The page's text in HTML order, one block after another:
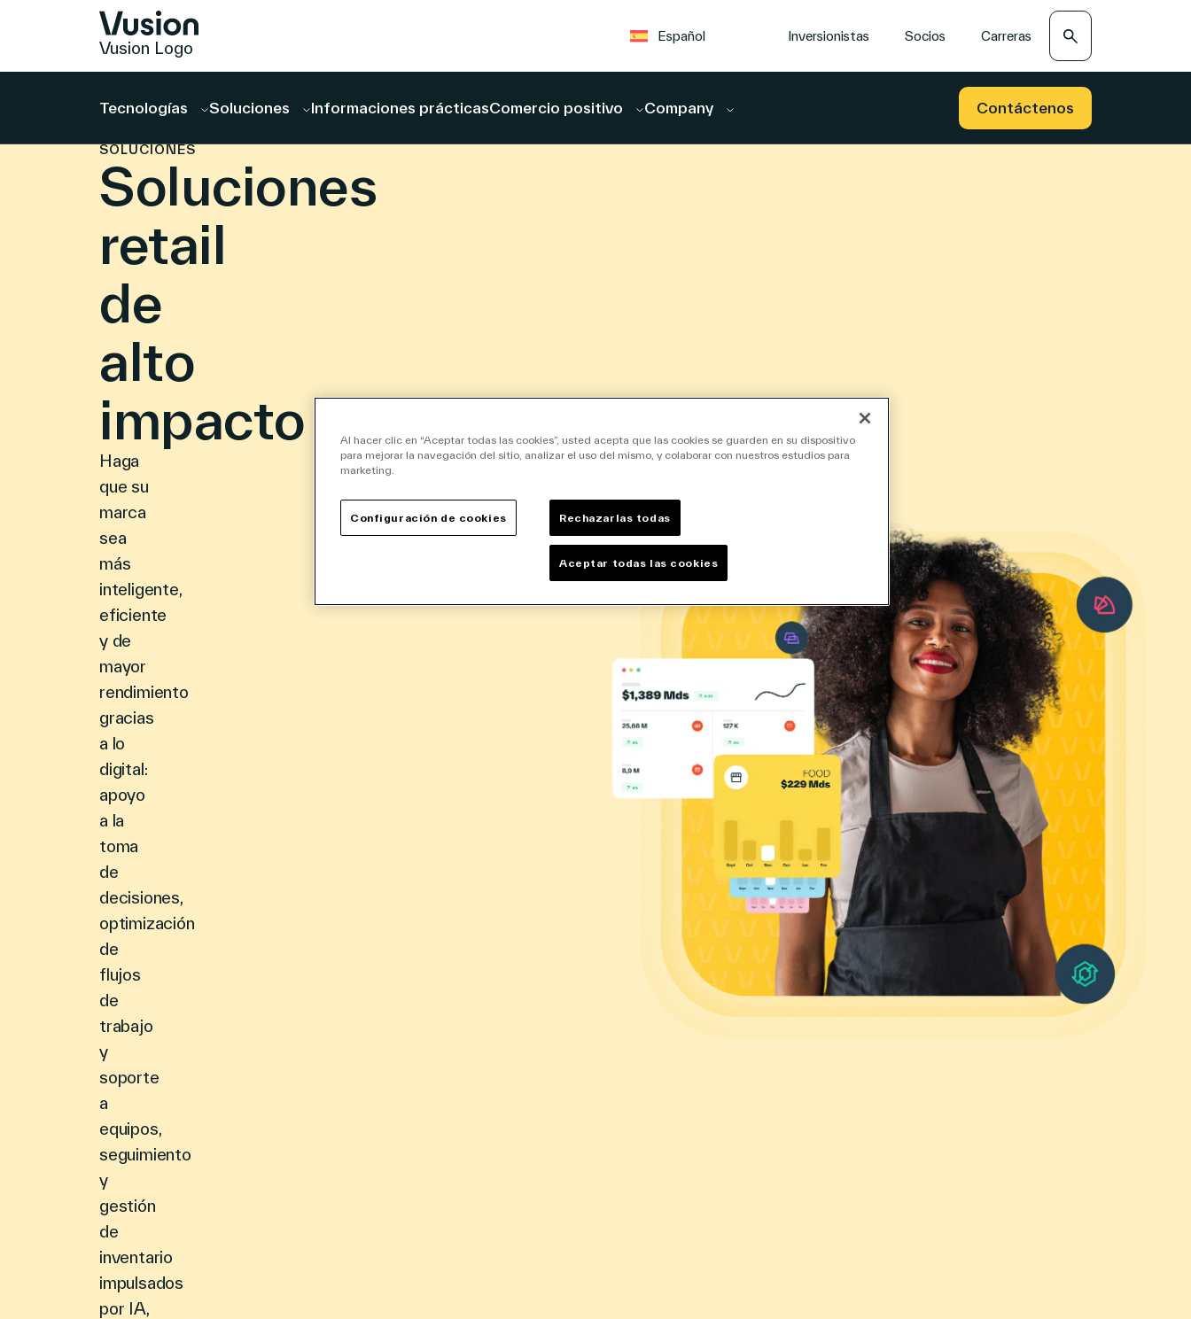
Vusion Logo
Español Inversionistas Socios Carreras Search
Tecnologías Soluciones Informaciones prácticasComercio positivo Company Contáctenos
SOLUCIONES
Soluciones
retail
de
alto
impacto
Haga
que su
marca
sea
más
inteligente,
eficiente
y de
mayor
rendimiento
gracias
a lo
digital:
apoyo
a la
toma
de
decisiones,
optimización
de
flujos
de
trabajo
y
soporte
a
equipos,
seguimiento
y
gestión
de
inventario
impulsados
por IA,
Al hacer clic en “Aceptar todas las cookies”, usted acepta que las cookies se guarden en su dispositivo
para mejorar la navegación del sitio, analizar el uso del mismo, y colaborar con nuestros estudios para
marketing.
Rechazarlas todas
Aceptar todas las cookies
Configuración de cookies